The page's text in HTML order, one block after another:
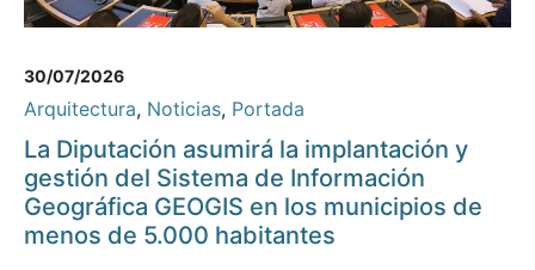
30/07/2026
Arquitectura, Noticias, Portada
La Diputación asumirá la implantación y
gestión del Sistema de Información
Geográfica GEOGIS en los municipios de
menos de 5.000 habitantes